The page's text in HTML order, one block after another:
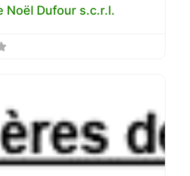
Noël Dufour s.c.r.l.